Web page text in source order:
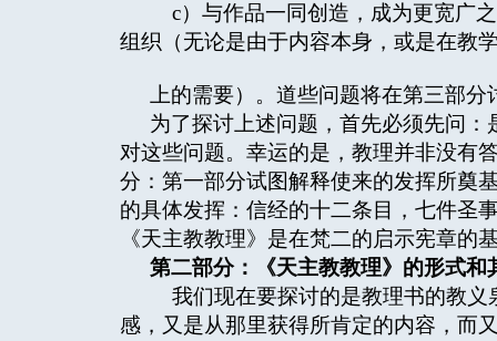
c）与作品一同创造，成为更宽广
组织（无论是由于内容本身，或是在教
上的需要）。道些问题将在第三部分
为了探讨上述问题，首先必须先问
对这些问题。幸运的是，教理并非没有
分：第一部分试图解释使来的发挥所奠
的具体发挥：信经的十二条目，七件圣
《天主教教理》是在梵二的启示宪章的
第二部分：《天主教教理》的形式和
我们现在要探讨的是教理书的教义
感，又是从那里获得所肯定的内容，而